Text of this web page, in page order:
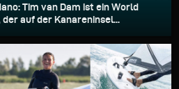
Tim van Dam ist ein World
auf der Kanareninsel...